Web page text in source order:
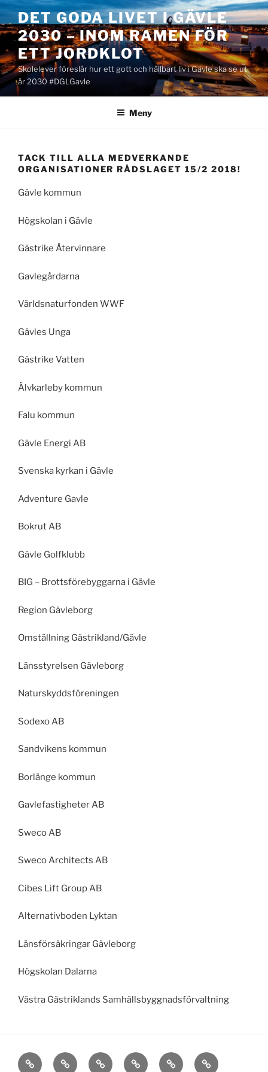
Hoppa
till
innehåll
DET GODA LIVET I GÄVLE
2030 – INOM RAMEN FÖR
ETT JORDKLOT
Skolelever föreslår hur ett gott och hållbart liv i Gävle ska se ut
år 2030 #DGLGavle
Meny
TACK TILL ALLA MEDVERKANDE
ORGANISATIONER RÅDSLAGET 15/2 2018!
Gävle kommun
Högskolan i Gävle
Gästrike Återvinnare
Gavlegårdarna
Världsnaturfonden WWF
Gävles Unga
Gästrike Vatten
Älvkarleby kommun
Falu kommun
Gävle Energi AB
Svenska kyrkan i Gävle
Adventure Gavle
Bokrut AB
Gävle Golfklubb
BIG – Brottsförebyggarna i Gävle
Region Gävleborg
Omställning Gästrikland/Gävle
Länsstyrelsen Gävleborg
Naturskyddsföreningen
Sodexo AB
Sandvikens kommun
Borlänge kommun
Gavlefastigheter AB
Sweco AB
Sweco Architects AB
Cibes Lift Group AB
Alternativboden Lyktan
Länsförsäkringar Gävleborg
Högskolan Dalarna
Västra Gästriklands Samhällsbyggnadsförvaltning
Hem
Om
Stora
VallbackNynäs Borgis